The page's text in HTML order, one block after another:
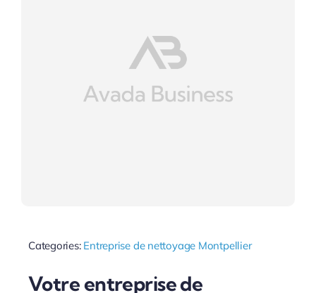
Categories: Entreprise de nettoyage Montpellier
Votre entreprise de